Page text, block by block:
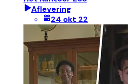
Aflevering
24 okt 22